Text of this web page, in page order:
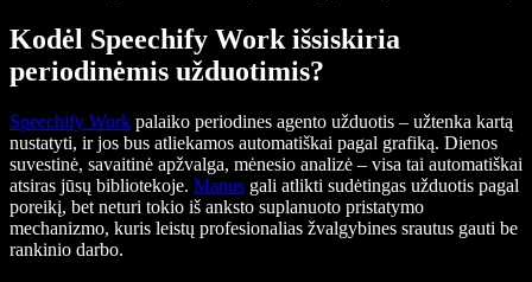
Kodėl Speechify Work išsiskiria
periodinėmis užduotimis?
Speechify Work palaiko periodines agento užduotis – užtenka kartą
nustatyti, ir jos bus atliekamos automatiškai pagal grafiką. Dienos
suvestinė, savaitinė apžvalga, mėnesio analizė – visa tai automatiškai
atsiras jūsų bibliotekoje. Manus gali atlikti sudėtingas užduotis pagal
poreikį, bet neturi tokio iš anksto suplanuoto pristatymo
mechanizmo, kuris leistų profesionalias žvalgybines srautus gauti be
rankinio darbo.